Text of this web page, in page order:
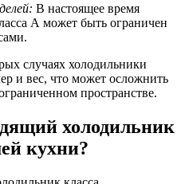
В настоящее время
А может быть ограничен
случаях холодильники
и вес, что может осложнить
пространстве.
холодильник
кухни?